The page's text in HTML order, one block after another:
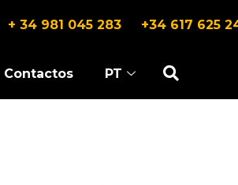
+ 34 981 045 283 +34 617 625
Contactos PT